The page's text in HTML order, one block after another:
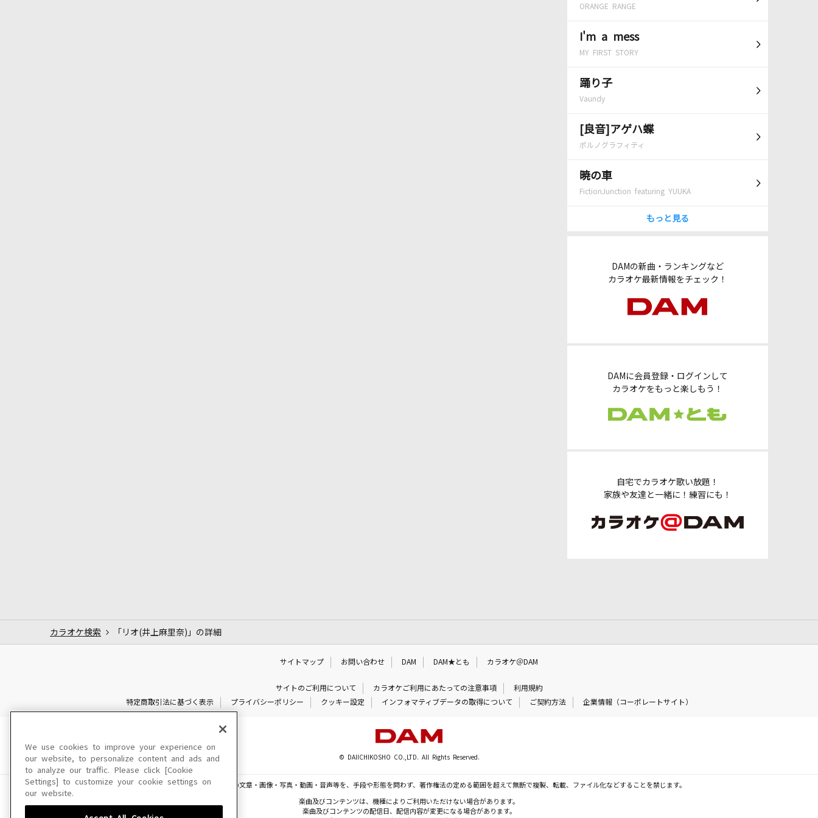
ORANGE RANGE
I'm a mess
MY FIRST STORY
踊り子
Vaundy
[良音]アゲハ蝶
ポルノグラフィティ
暁の車
FictionJunction featuring YUUKA
もっと見る
DAMの新曲・ランキングなど
カラオケ最新情報をチェック！
DAMに会員登録・ログインして
カラオケをもっと楽しもう！
自宅でカラオケ歌い放題！
家族や友達と一緒に！練習にも！
カラオケ検索 「リオ(井上麻里奈)」の詳細
サイトマップ お問い合わせ DAM DAM★とも カラオケ＠DAM
サイトのご利用について カラオケご利用にあたっての注意事項
利用規約
特定商取引法に基づく表示
プライバシーポリシー クッキー設定 インフォマティブデータの取得について ご契約方法 企業情報（コーポレートサイト）
© DAIICHIKOSHO CO.,LTD. All Rights Reserved.
このサイトに掲載されている一切の文章・画像・写真・動画・音声等を、手段や形態を問わず、著作権法の定める範囲を超えて無断で複製、転載、ファイル化などすることを禁じます。
楽曲及びコンテンツは、機種によりご利用いただけない場合があります。
楽曲及びコンテンツの配信日、配信内容が変更になる場合があります。
We use cookies to improve your experience on
our website, to personalize content and ads and
to analyze our traffic. Please click [Cookie
Settings] to customize your cookie settings on
our website.